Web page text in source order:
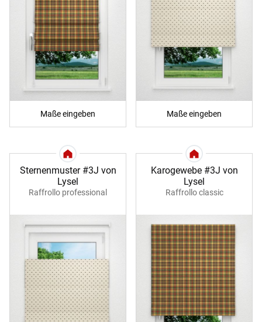
Maße eingeben Maße eingeben
Sternenmuster #3J von
Lysel
Raffrollo professional
Karogewebe #3J von
Lysel
Raffrollo classic